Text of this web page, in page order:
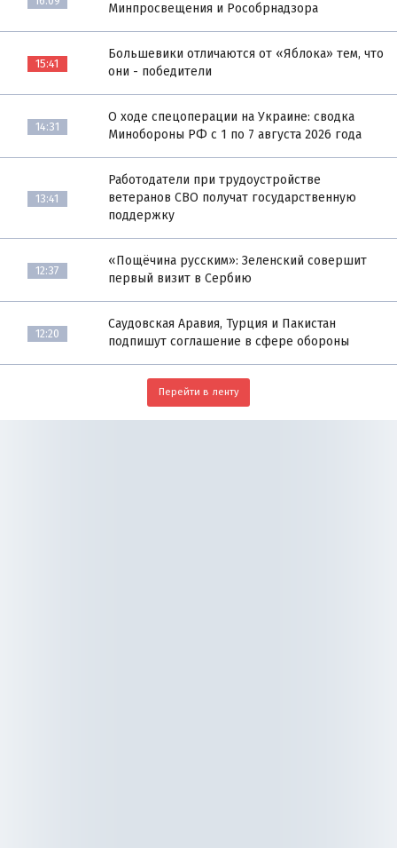
Минпросвещения и Рособрнадзора
15:41
Большевики отличаются от «Яблока» тем, что
они - победители
14:31
О ходе спецоперации на Украине: сводка
Минобороны РФ с 1 по 7 августа 2026 года
13:41
Работодатели при трудоустройстве
ветеранов СВО получат государственную
поддержку
12:37
«Пощёчина русским»: Зеленский совершит
первый визит в Сербию
12:20
Саудовская Аравия, Турция и Пакистан
подпишут соглашение в сфере обороны
Перейти в ленту